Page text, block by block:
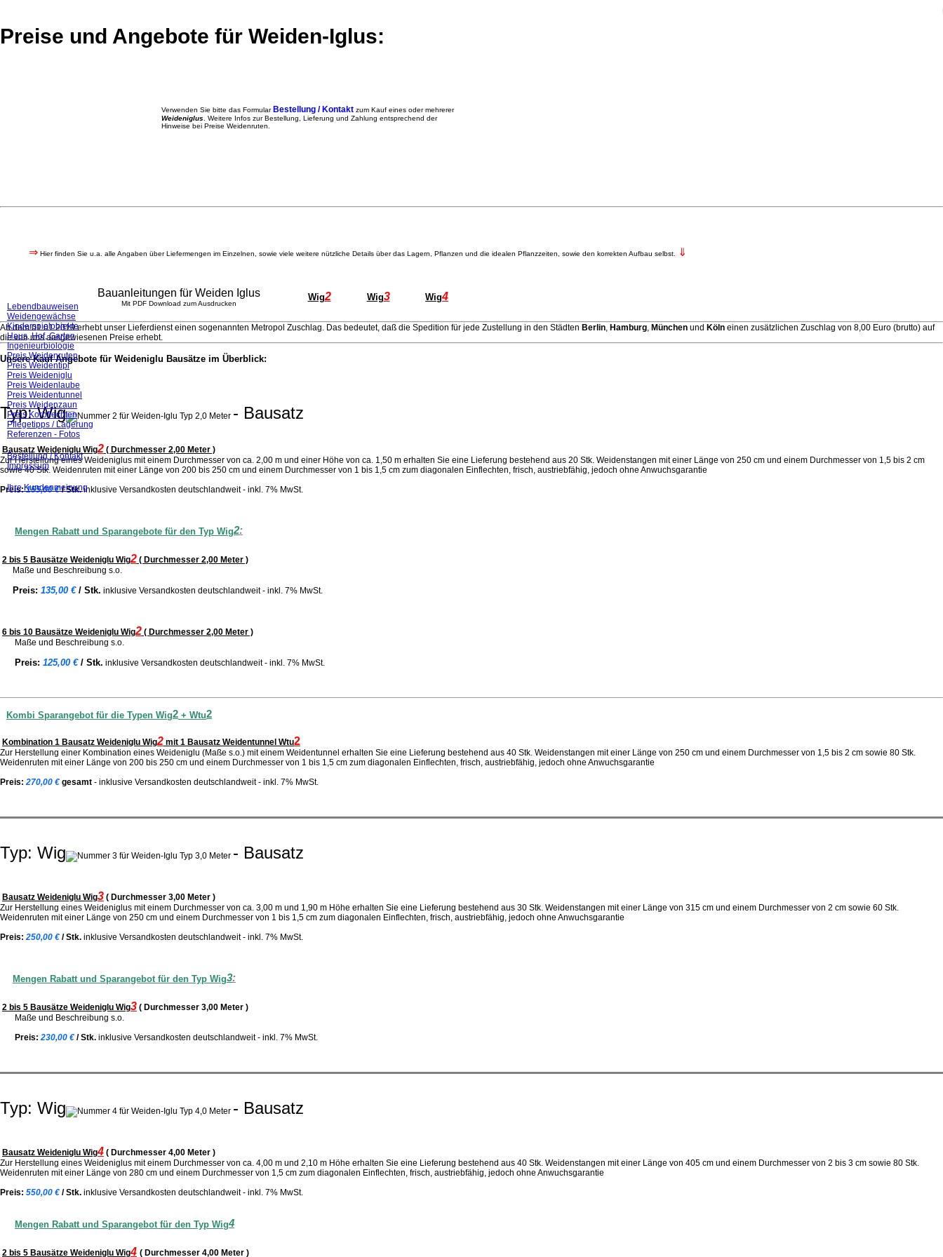
Lebendbauweisen
Weidengewächse
Kinderspielobjekte
Haus, Hof, Garten
Ingenieurbiologie
Preis Weidenruten
Preis Weidentipi
Preis Weideniglu
Preis Weidenlaube
Preis Weidentunnel
Preis Weidenzaun
Preis Korbflechten
Pflegetipps / Lagerung
Referenzen - Fotos
Bestellung / Kontakt
Impressum
Ihre Kundenmeinung
Preise und Angebote für Weiden-Iglus:
Verwenden Sie bitte das Formular Bestellung / Kontakt zum Kauf eines oder mehrerer
Weideniglus . Weitere Infos zur Bestellung, Lieferung und Zahlung entsprechend der
Hinweise bei Preise Weidenruten.
⇒ Hier finden Sie u.a. alle Angaben über Liefermengen im Einzelnen, sowie viele weitere nützliche Details über das Lagern, Pflanzen und die idealen Pflanzzeiten, sowie den korrekten Aufbau selbst. ⇓
Bauanleitungen für Weiden Iglus
Mit PDF Download zum Ausdrucken
Wig2 Wig3 Wig4
Ab dem 01.01.2019 erhebt unser Lieferdienst einen sogenannten Metropol Zuschlag. Das bedeutet, daß die Spedition für jede Zustellung in den Städten Berlin, Hamburg, München und Köln einen zusätzlichen Zuschlag von 8,00 Euro (brutto) auf
die von uns ausgewiesenen Preise erhebt.
Unsere Kauf Angebote für Weideniglu Bausätze im Überblick:
Typ: Wig - Bausatz
Bausatz Weideniglu Wig2 ( Durchmesser 2,00 Meter )
Zur Herstellung eines Weideniglus mit einem Durchmesser von ca. 2,00 m und einer Höhe von ca. 1,50 m erhalten Sie eine Lieferung bestehend aus 20 Stk. Weidenstangen mit einer Länge von 250 cm und einem Durchmesser von 1,5 bis 2 cm
sowie 40 Stk. Weidenruten mit einer Länge von 200 bis 250 cm und einem Durchmesser von 1 bis 1,5 cm zum diagonalen Einflechten, frisch, austriebfähig, jedoch ohne Anwuchsgarantie
Preis:155,00 € / Stk. inklusive Versandkosten deutschlandweit - inkl. 7% MwSt.
Mengen Rabatt und Sparangebote für den Typ Wig2:
2 bis 5 Bausätze Weideniglu Wig2 ( Durchmesser 2,00 Meter )
Maße und Beschreibung s.o.
Preis: 135,00 € / Stk. inklusive Versandkosten deutschlandweit - inkl. 7% MwSt.
6 bis 10 Bausätze Weideniglu Wig2 ( Durchmesser 2,00 Meter )
Maße und Beschreibung s.o.
Preis: 125,00 € / Stk. inklusive Versandkosten deutschlandweit - inkl. 7% MwSt.
Kombi Sparangebot für die Typen Wig2 + Wtu2
Kombination 1 Bausatz Weideniglu Wig2 mit 1 Bausatz Weidentunnel Wtu2
Zur Herstellung einer Kombination eines Weideniglu (Maße s.o.) mit einem Weidentunnel erhalten Sie eine Lieferung bestehend aus 40 Stk. Weidenstangen mit einer Länge von 250 cm und einem Durchmesser von 1,5 bis 2 cm sowie 80 Stk.
Weidenruten mit einer Länge von 200 bis 250 cm und einem Durchmesser von 1 bis 1,5 cm zum diagonalen Einflechten, frisch, austriebfähig, jedoch ohne Anwuchsgarantie
Preis: 270,00 € gesamt - inklusive Versandkosten deutschlandweit - inkl. 7% MwSt.
Typ: Wig - Bausatz
Bausatz Weideniglu Wig3 ( Durchmesser 3,00 Meter )
Zur Herstellung eines Weideniglus mit einem Durchmesser von ca. 3,00 m und 1,90 m Höhe erhalten Sie eine Lieferung bestehend aus 30 Stk. Weidenstangen mit einer Länge von 315 cm und einem Durchmesser von 2 cm sowie 60 Stk.
Weidenruten mit einer Länge von 250 cm und einem Durchmesser von 1 bis 1,5 cm zum diagonalen Einflechten, frisch, austriebfähig, jedoch ohne Anwuchsgarantie
Preis: 250,00 € / Stk. inklusive Versandkosten deutschlandweit- inkl. 7% MwSt.
Mengen Rabatt und Sparangebot für den Typ Wig3:
2 bis 5 Bausätze Weidenigl u Wig3 ( Durchmesser 3,00 Meter )
Maße und Beschreibung s.o.
Preis: 230,00 € / Stk. inklusive Versandkosten deutschlandweit- inkl. 7% MwSt.
Typ: Wig - Bausatz
Bausatz Weideniglu Wig4 ( Durchmesser 4,00 Meter )
Zur Herstellung eines Weideniglus mit einem Durchmesser von ca. 4,00 m und 2,10 m Höhe erhalten Sie eine Lieferung bestehend aus 40 Stk. Weidenstangen mit einer Länge von 405 cm und einem Durchmesser von 2 bis 3 cm sowie 80 Stk.
Weidenruten mit einer Länge von 280 cm und einem Durchmesser von 1,5 cm zum diagonalen Einflechten, frisch, austriebfähig, jedoch ohne Anwuchsgarantie
Preis: 550,00 € / Stk. inklusive Versandkosten deutschlandweit- inkl. 7% MwSt.
Mengen Rabatt und Sparangebot für den Typ Wig4
2 bis 5 Bausätze Weideniglu Wig4 ( Durchmesser 4,00 Meter )